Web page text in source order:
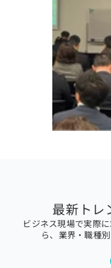
最新トレ
ビジネス現場で実際
ら、業界・職種